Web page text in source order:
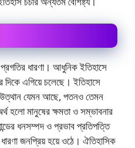
ধারণা। আধুনিক ইতিহাসে
এগিয়ে চলেছে। ইতিহাসে
উত্থান যেমন আছে, পতনও তেমন
মানুষের ক্ষমতা ও সম্ভাবনার
ধনসম্পদ ও প্রভাব প্রতিপত্তি
ধারণা জনপ্রিয় হয়ে ওঠে। ঐতিহাসিক